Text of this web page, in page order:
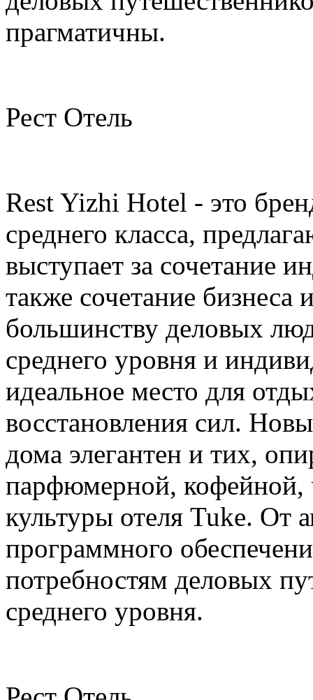
прагматичны.
Рест Отель
Rest Yizhi Hotel - это
среднего класса,
выступает за сочетание
также сочетание бизнеса
большинству деловых
среднего уровня и
идеальное место для
восстановления сил.
дома элегантен и тих,
парфюмерной, кофейной,
культуры отеля Tuke. От
программного
потребностям деловых
среднего уровня.